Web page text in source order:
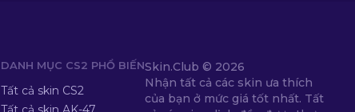
DANH MỤC CS2 PHỔ BIẾN
Tất cả skin CS2
Skin.Club © 2026
Nhận tất cả các skin ưa thích
của bạn ở mức giá tốt nhất. Tất